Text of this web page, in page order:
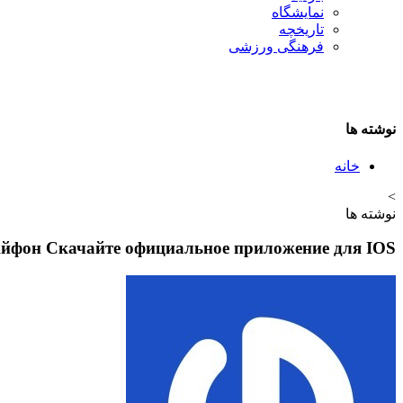
نمایشگاه
تاريخچه
فرهنگی ورزشی
نوشته ها
خانه
>
نوشته ها
Скачайте официальное приложение для IOS